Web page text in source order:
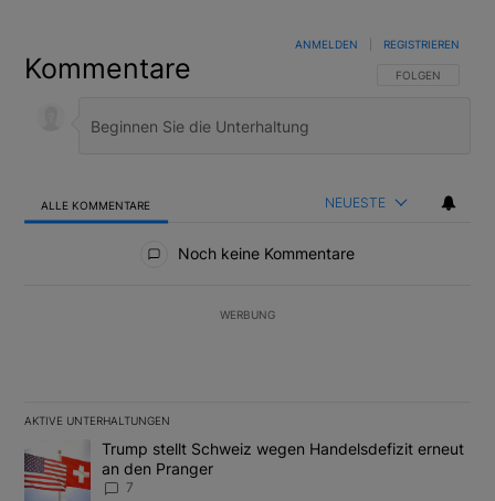
Kommentare FOLGE DIESER
FOLGEN
ANMELDEN REGISTRIEREN
ALLE KOMMENTARE NEUESTE
Noch keine Kommentare
WERBUNG
AKTIVE UNTERHALTUNGEN
Ein Trendartikel mit dem Titel "Trump stellt Schweiz wegen
Trump stellt Schweiz wegen Handelsdefizit erneut
an den Pranger
7